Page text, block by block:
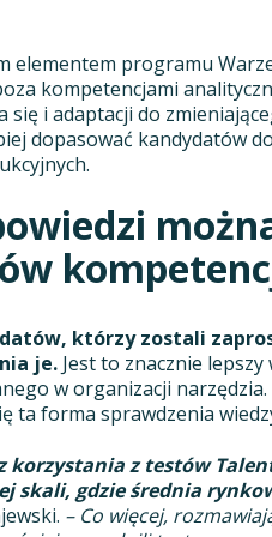
elementem programu
kompetencjami
i adaptacji do
dopasować kandydatów
którzy zostali
je.Jest to znacznie lepszy
w organizacji
ta forma sprawdzenia
korzystania z testów
skali, gdzie średnia
– Co więcej,